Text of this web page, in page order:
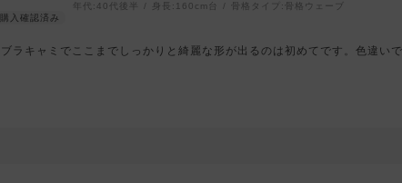
年代: 40代後半 身長: 160cm台 骨格タイプ: 骨格ウェーブ
ブラキャミでここまでしっかりと綺麗な形が出るのは初めてです。色違い